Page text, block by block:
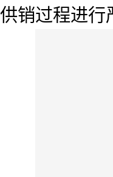
供销过程进行